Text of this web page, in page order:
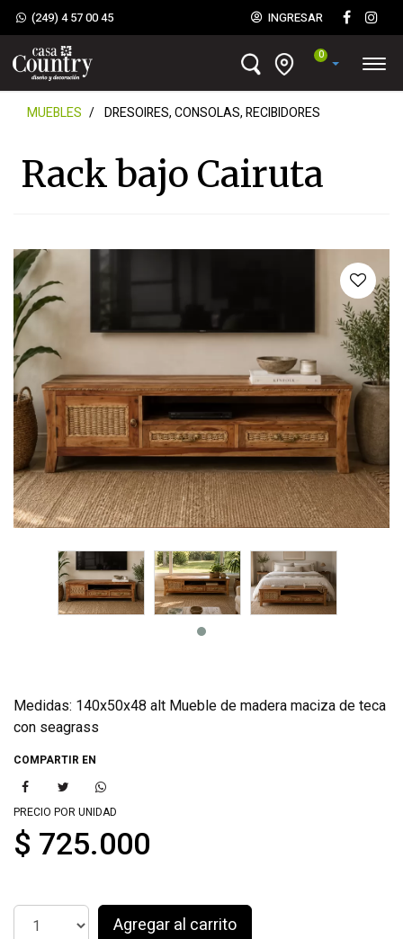
(249) 4 57 00 45 INGRESAR
0
MUEBLES DRESOIRES, CONSOLAS, RECIBIDORES
Rack bajo Cairuta
Medidas: 140x50x48 alt Mueble de madera maciza de teca
con seagrass
COMPARTIR EN
PRECIO POR UNIDAD
$ 725.000
Agregar al carrito